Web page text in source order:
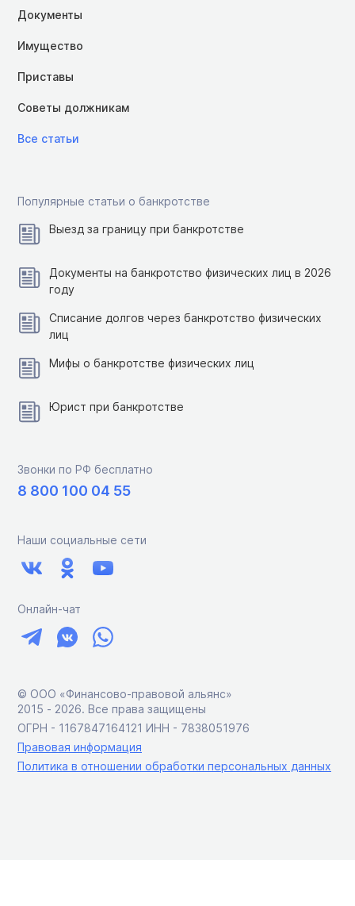
Документы
Имущество
Приставы
Советы должникам
Все статьи
Популярные статьи о банкротстве
Выезд за границу при банкротстве
Документы на банкротство физических лиц в 2026
году
Списание долгов через банкротство физических
лиц
Мифы о банкротстве физических лиц
Юрист при банкротстве
Звонки по РФ бесплатно
8 800 100 04 55
Наши социальные сети
Онлайн-чат
© ООО «Финансово-правовой альянс»
2015 ‑ 2026. Все права защищены
ОГРН - 1167847164121 ИНН - 7838051976
Правовая информация
Политика в отношении обработки персональных данных